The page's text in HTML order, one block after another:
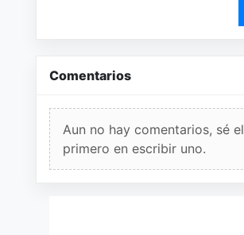
Comentarios
Aun no hay comentarios, sé el
primero en escribir uno.